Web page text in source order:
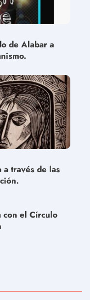
de Alabar a
a través de las
con el Círculo